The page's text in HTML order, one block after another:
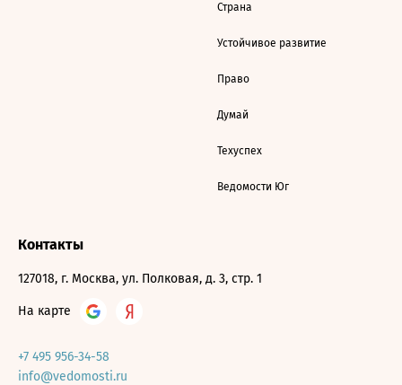
Страна
Устойчивое развитие
Право
Думай
Техуспех
Ведомости Юг
Контакты
127018, г. Москва, ул. Полковая, д. 3, стр. 1
На карте
+7 495 956-34-58
info@vedomosti.ru